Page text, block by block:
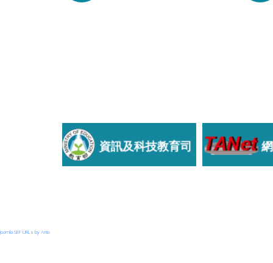
Joomla SEF URLs by Artio